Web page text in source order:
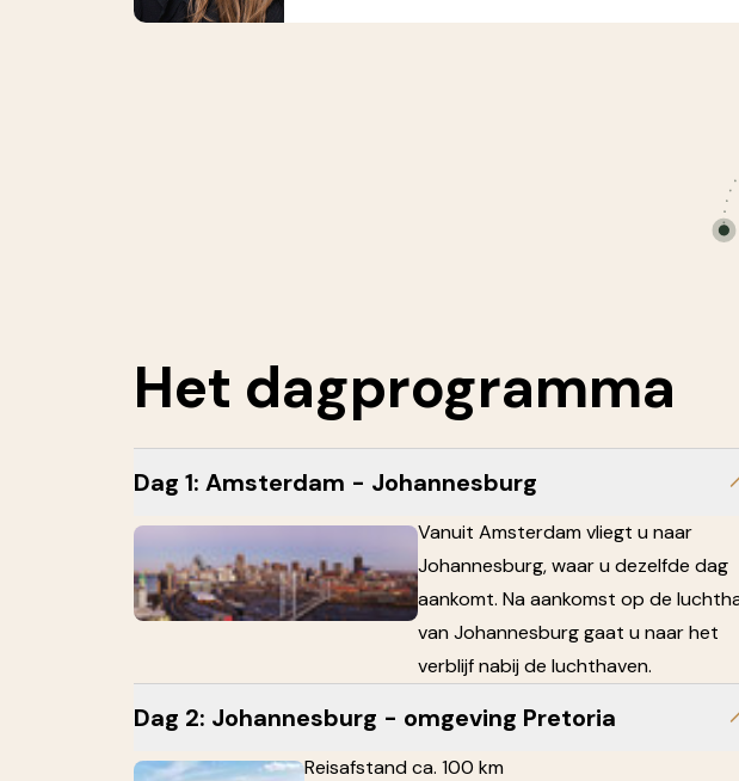
Het dagprogramma
Dag 1: Amsterdam - Johannesburg
Vanuit Amsterdam vliegt u naar
Johannesburg, waar u dezelfde dag
aankomt. Na aankomst op de
van Johannesburg gaat u naar het
verblijf nabij de luchthaven.
Dag 2: Johannesburg - omgeving Pretoria
Reisafstand ca. 100 km